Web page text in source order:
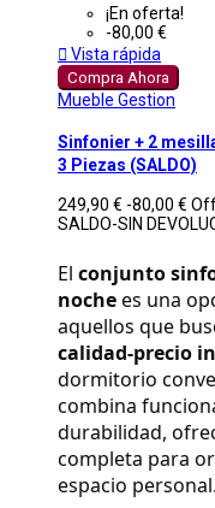
¡En oferta!
-80,00 €
 Vista rápida
Compra Ahora
Mueble Gestion
Sinfonier + 2
3 Piezas (SALDO)
249,90 € -80,00 €
SALDO-SIN
El conjunto
noche es una
aquellos que
calidad-precio
dormitorio
combina
durabilidad,
completa para
espacio personal.